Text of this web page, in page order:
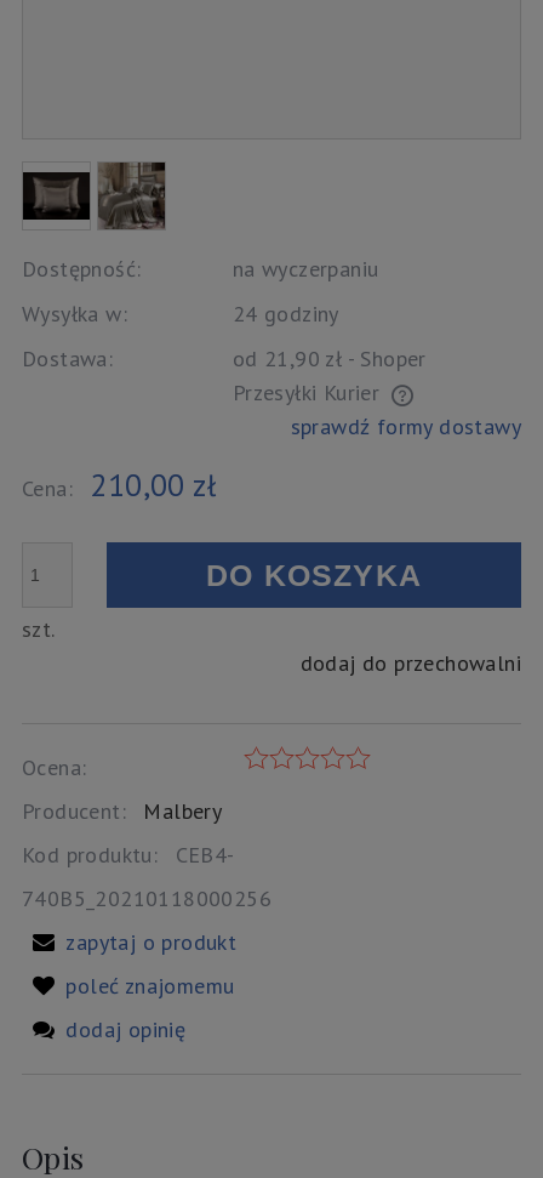
Dostępność:
na wyczerpaniu
Wysyłka w:
24 godziny
Dostawa:
od 21,90 zł - Shoper
Przesyłki Kurier
Cena nie zawiera ewentualnych kosztów płatności
sprawdź formy dostawy
Cena: 210,00 zł
szt.
DO KOSZYKA
dodaj do przechowalni
Ocena:
Producent:
Malbery
Kod produktu:
CEB4-
740B5_20210118000256
zapytaj o produkt
poleć znajomemu
dodaj opinię
Opis